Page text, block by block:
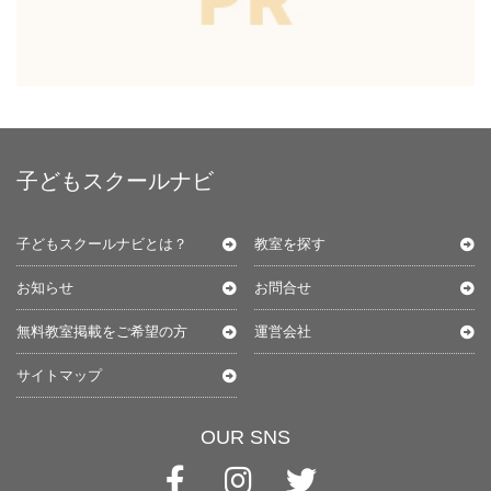
子どもスクールナビ
子どもスクールナビとは？ 教室を探す
お知らせ お問合せ
無料教室掲載をご希望の方 運営会社
サイトマップ
OUR SNS